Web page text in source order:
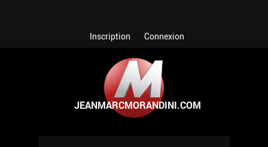
Inscription Connexion